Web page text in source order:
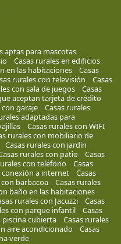
aptas para mascotas
Casas rurales en edificios
en las habitaciones
Casas
rurales con televisión
Casas
con sala de juegos
Casas
aceptan tarjeta de crédito
con garaje
Casas rurales
adaptadas para
Casas rurales con WIFI
rurales con mobiliario de
Casas rurales con jardín
rurales con patio
Casas
con teléfono
Casas
conexión a internet
Casas
barbacoa
Casas rurales
baño en las habitaciones
rurales con Jacuzzi
Casas
con parque infantil
Casas
piscina cubierta
Casas rurales
aire acondicionado
Casas
verde